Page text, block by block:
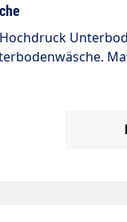
Edelstahl,
= 3/8" IG